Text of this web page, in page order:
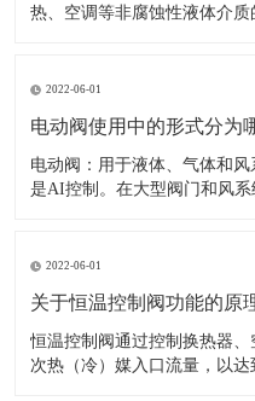
热、空调等非腐蚀性液体介
系统调节性能。2、选用时可
2022-06-01
电动阀使用中的形式分为
电动阀：用于液体、气体和
是AI控制。在大型阀门和风
电机，开或关动作完成需要一
2022-06-01
关于恒温控制阀功能的原
恒温控制阀通过控制换热器
次热（冷）媒入口流量，以达